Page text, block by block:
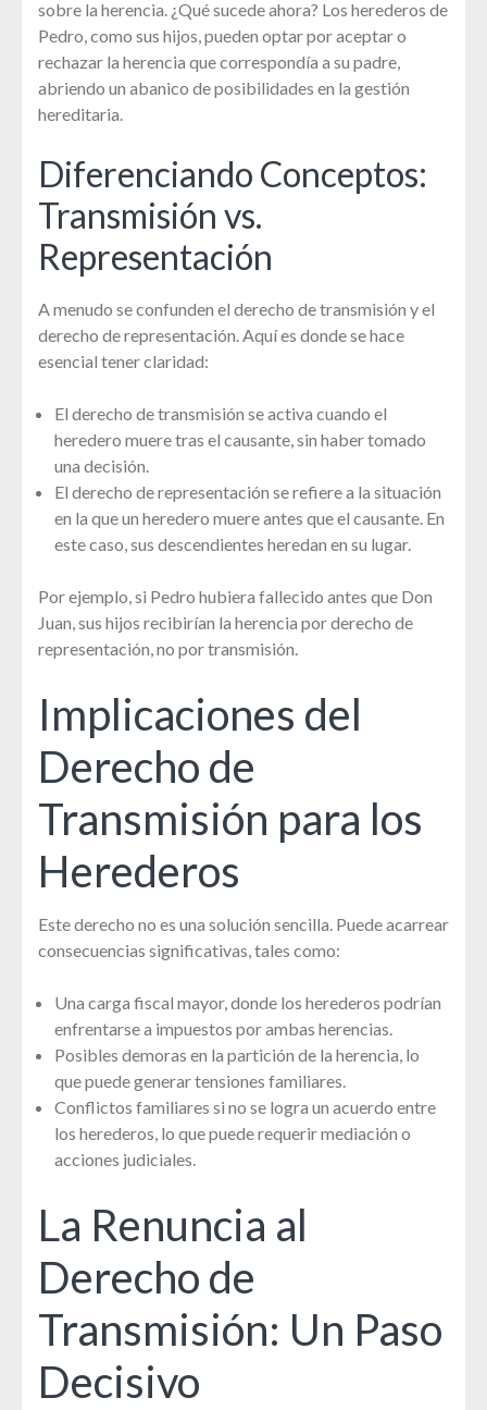
sobre la herencia. ¿Qué sucede ahora? Los herederos de
Pedro, como sus hijos, pueden optar por aceptar o
rechazar la herencia que correspondía a su padre,
abriendo un abanico de posibilidades en la gestión
hereditaria.
Diferenciando Conceptos:
Transmisión vs.
Representación
A menudo se confunden el derecho de transmisión y el
derecho de representación. Aquí es donde se hace
esencial tener claridad:
El derecho de transmisión se activa cuando el
heredero muere tras el causante, sin haber tomado
una decisión.
El derecho de representación se refiere a la situación
en la que un heredero muere antes que el causante. En
este caso, sus descendientes heredan en su lugar.
Por ejemplo, si Pedro hubiera fallecido antes que Don
Juan, sus hijos recibirían la herencia por derecho de
representación, no por transmisión.
Implicaciones del
Derecho de
Transmisión para los
Herederos
Este derecho no es una solución sencilla. Puede acarrear
consecuencias significativas, tales como:
Una carga fiscal mayor, donde los herederos podrían
enfrentarse a impuestos por ambas herencias.
Posibles demoras en la partición de la herencia, lo
que puede generar tensiones familiares.
Conflictos familiares si no se logra un acuerdo entre
los herederos, lo que puede requerir mediación o
acciones judiciales.
La Renuncia al
Derecho de
Transmisión: Un Paso
Decisivo